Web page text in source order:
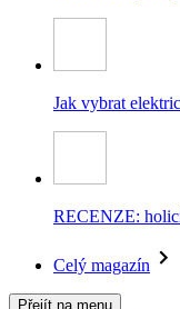
Jak vybrat
RECENZE:
Celý magazín
Přejít na menu